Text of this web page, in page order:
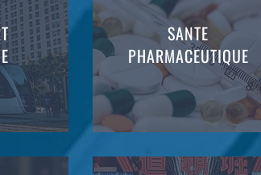
SANTE
PHARMACEUTIQUE